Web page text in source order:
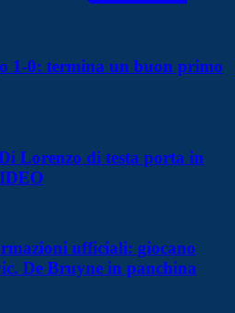
1-0: termina un buon primo
Lorenzo di testa porta in
ufficiali: giocano
De Bruyne in panchina